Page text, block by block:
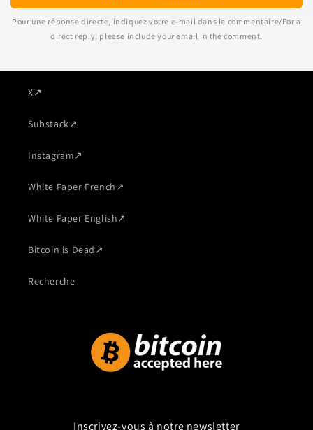
Pour une réponse directe, indiquez votre e-mail dans le commentaire/For a
direct reply, please include your email in the comment.
X↗
Substack↗
Instagram↗
White Paper French ↗
White Paper English↗
Bitcoin is Dead ↗
Recherche
Inscrivez-vous à notre newsletter